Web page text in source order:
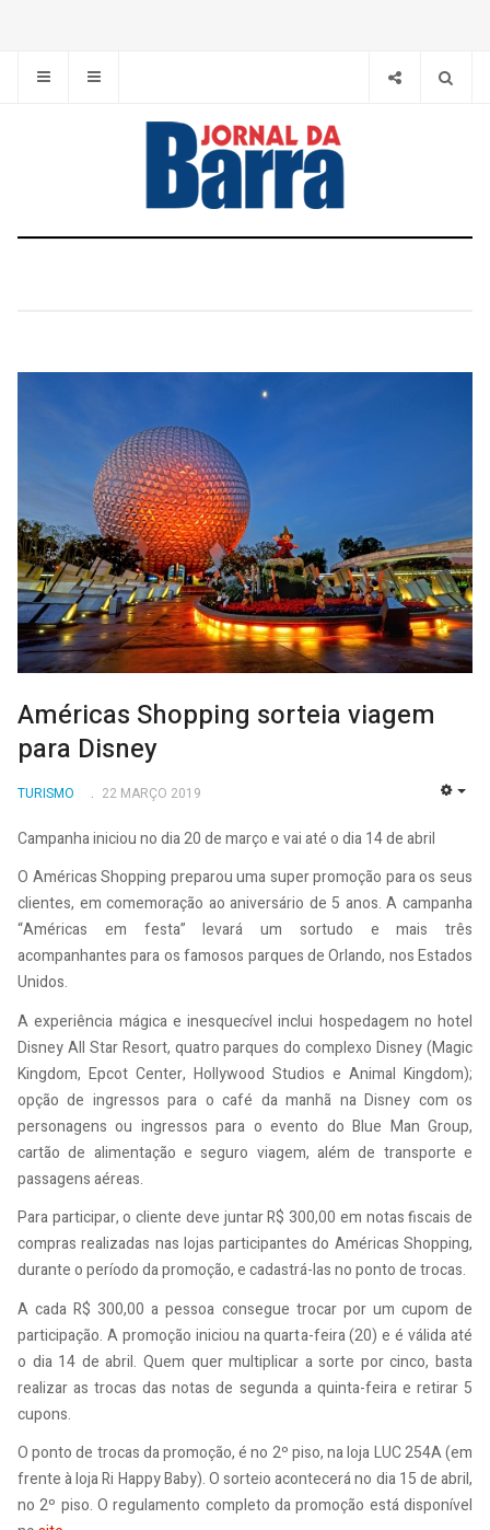
Américas Shopping sorteia viagem
para Disney
TURISMO 22 MARÇO 2019
Campanha iniciou no dia 20 de março e vai até o dia 14 de abril
O Américas Shopping preparou uma super promoção para os seus
clientes, em comemoração ao aniversário de 5 anos. A campanha
“Américas em festa” levará um sortudo e mais três
acompanhantes para os famosos parques de Orlando, nos Estados
Unidos.
A experiência mágica e inesquecível inclui hospedagem no hotel
Disney All Star Resort, quatro parques do complexo Disney (Magic
Kingdom, Epcot Center, Hollywood Studios e Animal Kingdom);
opção de ingressos para o café da manhã na Disney com os
personagens ou ingressos para o evento do Blue Man Group,
cartão de alimentação e seguro viagem, além de transporte e
passagens aéreas.
Para participar, o cliente deve juntar R$ 300,00 em notas fiscais de
compras realizadas nas lojas participantes do Américas Shopping,
durante o período da promoção, e cadastrá-las no ponto de trocas.
A cada R$ 300,00 a pessoa consegue trocar por um cupom de
participação. A promoção iniciou na quarta-feira (20) e é válida até
o dia 14 de abril. Quem quer multiplicar a sorte por cinco, basta
realizar as trocas das notas de segunda a quinta-feira e retirar 5
cupons.
O ponto de trocas da promoção, é no 2º piso, na loja LUC 254A (em
frente à loja Ri Happy Baby). O sorteio acontecerá no dia 15 de abril,
no 2º piso. O regulamento completo da promoção está disponível